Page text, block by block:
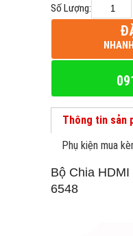
Số Lượng:
Thông tin sản
Phụ kiện mua
Bộ Chia
6548